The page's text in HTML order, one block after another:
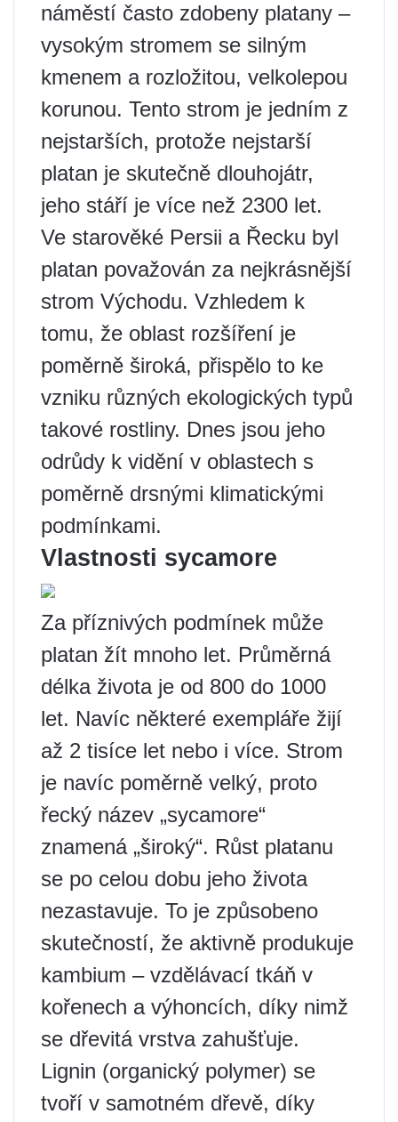
náměstí často zdobeny platany –
vysokým stromem se silným
kmenem a rozložitou, velkolepou
korunou. Tento strom je jedním z
nejstarších, protože nejstarší
platan je skutečně dlouhojátr,
jeho stáří je více než 2300 let.
Ve starověké Persii a Řecku byl
platan považován za nejkrásnější
strom Východu. Vzhledem k
tomu, že oblast rozšíření je
poměrně široká, přispělo to ke
vzniku různých ekologických typů
takové rostliny. Dnes jsou jeho
odrůdy k vidění v oblastech s
poměrně drsnými klimatickými
podmínkami.
Vlastnosti sycamore
Za příznivých podmínek může
platan žít mnoho let. Průměrná
délka života je od 800 do 1000
let. Navíc některé exempláře žijí
až 2 tisíce let nebo i více. Strom
je navíc poměrně velký, proto
řecký název „sycamore“
znamená „široký“. Růst platanu
se po celou dobu jeho života
nezastavuje. To je způsobeno
skutečností, že aktivně produkuje
kambium – vzdělávací tkáň v
kořenech a výhoncích, díky nimž
se dřevitá vrstva zahušťuje.
Lignin (organický polymer) se
tvoří v samotném dřevě, díky